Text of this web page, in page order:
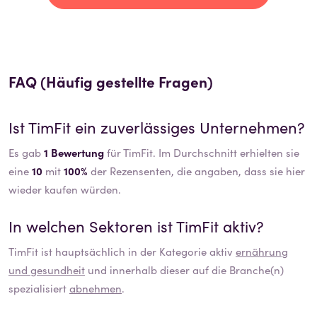
FAQ (Häufig gestellte Fragen)
IstTimFit ein zuverlässiges Unternehmen?
Es gab1 Bewertungfür TimFit. Im Durchschnitt erhielten sie
eine10 mit100% der Rezensenten, die angaben, dass sie hier
wieder kaufen würden.
In welchen Sektoren istTimFit aktiv?
TimFit ist hauptsächlich in der Kategorie aktiv ernährung
und gesundheit und innerhalb dieser auf die Branche(n)
spezialisiertabnehmen.